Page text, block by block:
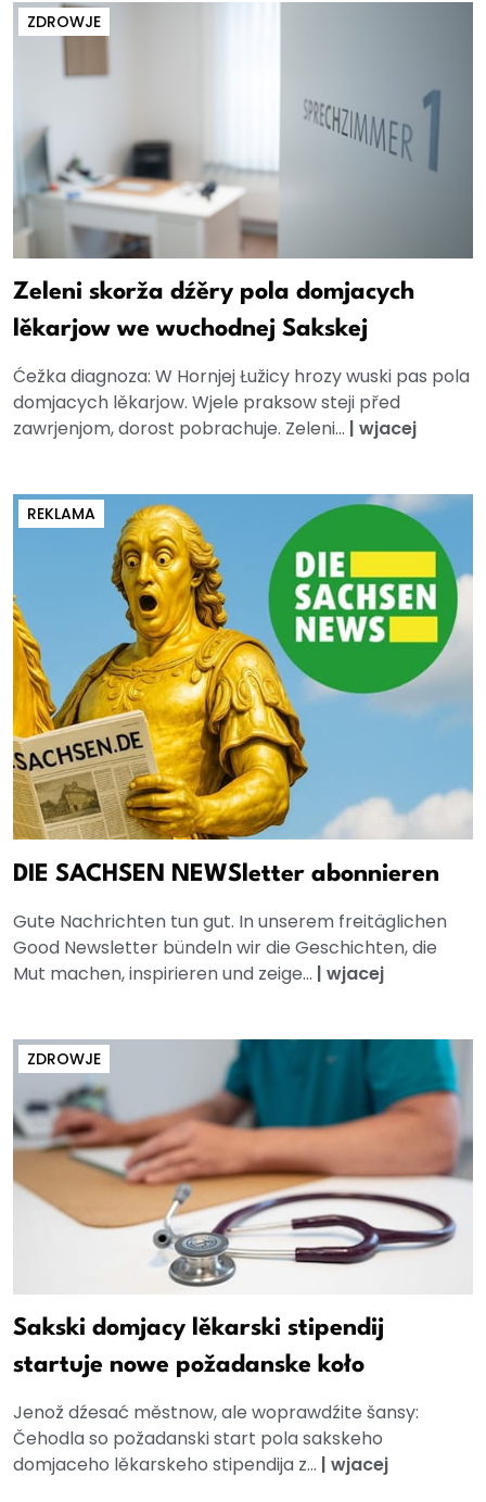
ZDROWJE
Zeleni skorža dźěry pola domjacych
lěkarjow we wuchodnej Sakskej
Ćežka diagnoza: W Hornjej Łužicy hrozy wuski pas pola
domjacych lěkarjow. Wjele praksow steji před
zawrjenjom, dorost pobrachuje. Zeleni... | wjacej
REKLAMA
DIE SACHSEN NEWSletter abonnieren
Gute Nachrichten tun gut. In unserem freitäglichen
Good Newsletter bündeln wir die Geschichten, die
Mut machen, inspirieren und zeige... | wjacej
ZDROWJE
Sakski domjacy lěkarski stipendij
startuje nowe požadanske koło
Jenož dźesać městnow, ale woprawdźite šansy:
Čehodla so požadanski start pola sakskeho
domjaceho lěkarskeho stipendija z... | wjacej